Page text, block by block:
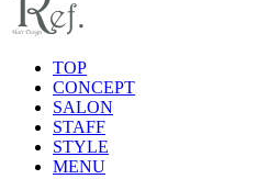
TOP
CONCEPT
SALON
STAFF
STYLE
MENU